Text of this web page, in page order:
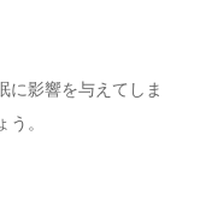
に影響を与えてしま
。